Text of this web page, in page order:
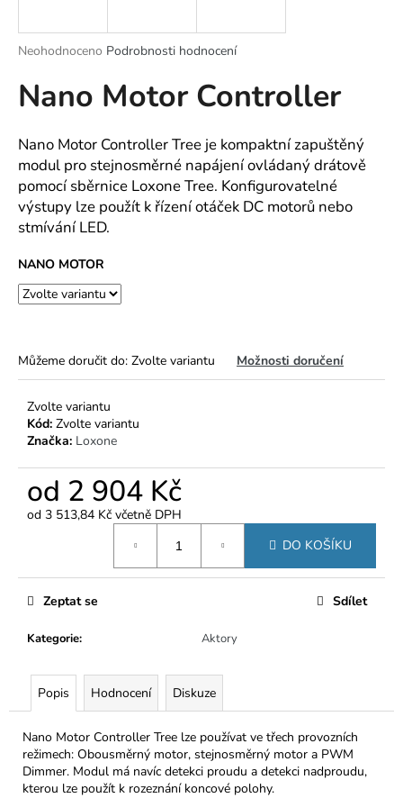
Průměrné
produktu
je
z
5
hvězdiček.
Neohodnoceno Podrobnosti hodnocení
Nano Motor Controller
Nano Motor Controller Tree je kompaktní zapuštěný
modul pro stejnosměrné napájení ovládaný drátově
pomocí sběrnice Loxone Tree. Konfigurovatelné
výstupy lze použít k řízení otáček DC motorů nebo
stmívání LED.
NANO MOTOR
Můžeme doručit do: Zvolte variantu Možnosti doručení
Zvolte variantu
Kód: Zvolte variantu
Značka: Loxone
od 2 904 Kč
od 3 513,84 Kč včetně DPH
DO KOŠÍKU
Kategorie: Aktory
Zeptat se Sdílet
Popis Hodnocení Diskuze
Nano Motor Controller Tree lze používat ve třech provozních
režimech: Obousměrný motor, stejnosměrný motor a PWM
Dimmer. Modul má navíc detekci proudu a detekci nadproudu,
kterou lze použít k rozeznání koncové polohy.
j
t
?
HLEDAT
D
o
r
u
u
e
m